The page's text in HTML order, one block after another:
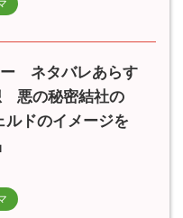
ー ネタバレあらす
悪の秘密結社の
ルドのイメージを